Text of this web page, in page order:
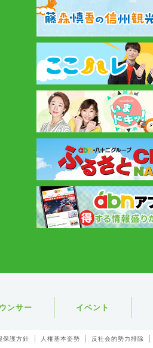
ンサー イベント
保護方針 人権基本姿勢 反社会的勢力排除